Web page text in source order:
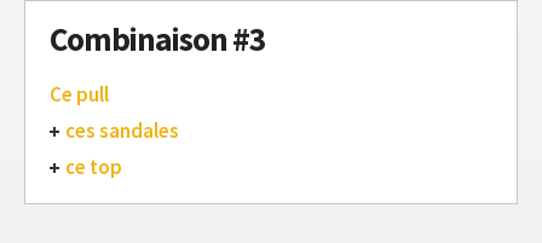
Combinaison #3
Ce pull
ces sandales
ce top